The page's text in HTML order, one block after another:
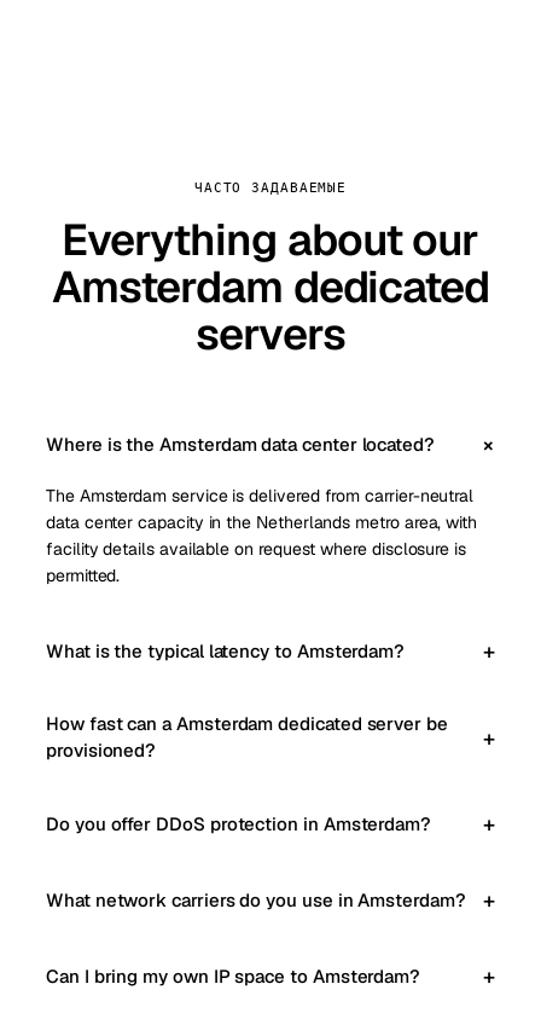
ЧАСТО ЗАДАВАЕМЫЕ
Everything about our
Amsterdam dedicated
servers
Where is the Amsterdam data center located?
The Amsterdam service is delivered from carrier-neutral
data center capacity in the Netherlands metro area, with
facility details available on request where disclosure is
permitted.
What is the typical latency to Amsterdam?
How fast can a Amsterdam dedicated server be
provisioned?
Do you offer DDoS protection in Amsterdam?
What network carriers do you use in Amsterdam?
Can I bring my own IP space to Amsterdam?